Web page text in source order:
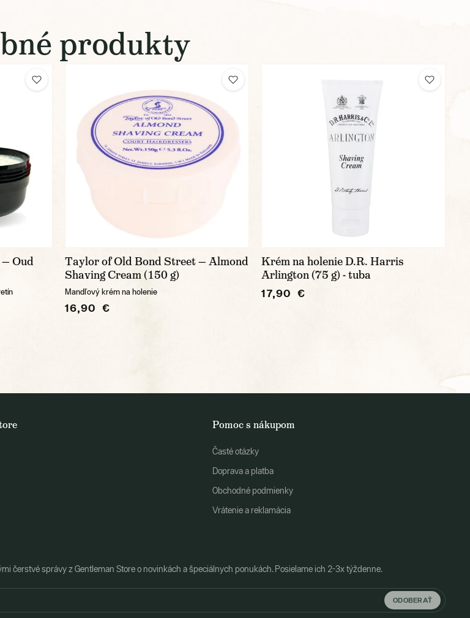
produkty
Oud
Taylor of Old Bond Street — Almond
Shaving Cream (150 g)
Mandľový krém na holenie
16,90 €
Krém na holenie D.R. Harris
Arlington (75 g) - tuba
17,90 €
Pomoc s nákupom
Časté otázky
Doprava a platba
Obchodné podmienky
Vrátenie a reklamácia
čerstvé správy z Gentleman Store o novinkách a špeciálnych ponukách. Posielame ich 2-3x týždenne.
ODOBERAŤ